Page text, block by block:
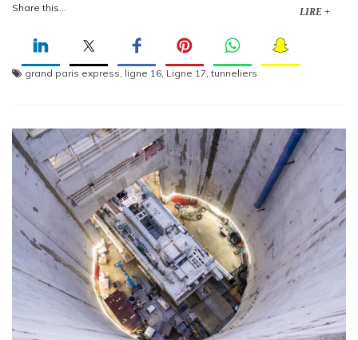
Share this... LIRE +
grand paris express ligne 16 Ligne 17 ,tunneliers